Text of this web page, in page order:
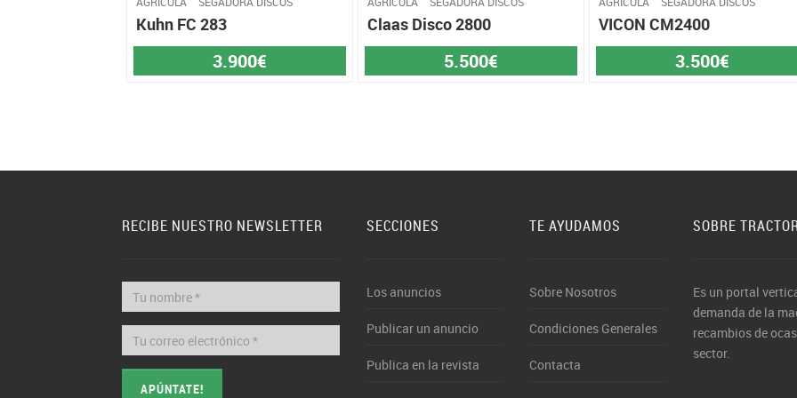
Kuhn FC 283
3.900€
Claas Disco 2800
5.500€
VICON CM2400
3.500€
RECIBE NUESTRO NEWSLETTER
APÚNTATE!
SECCIONES
Los anuncios
Publicar un anuncio
Publica en la revista
TE AYUDAMOS
Sobre Nosotros
Condiciones Generales
Contacta
SOBRE
Es un portal
demanda de la
recambios de
sector.